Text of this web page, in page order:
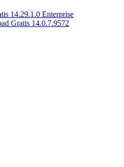
14.29.1.0 Enterprise
Gratis 14.0.7.9572